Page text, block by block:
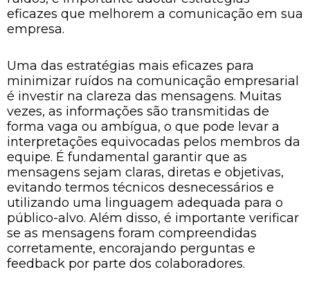
eficazes que melhorem a comunicação em sua
empresa.
Uma das estratégias mais eficazes para
minimizar ruídos na comunicação empresarial
é investir na clareza das mensagens. Muitas
vezes, as informações são transmitidas de
forma vaga ou ambígua, o que pode levar a
interpretações equivocadas pelos membros da
equipe. É fundamental garantir que as
mensagens sejam claras, diretas e objetivas,
evitando termos técnicos desnecessários e
utilizando uma linguagem adequada para o
público-alvo. Além disso, é importante verificar
se as mensagens foram compreendidas
corretamente, encorajando perguntas e
feedback por parte dos colaboradores.